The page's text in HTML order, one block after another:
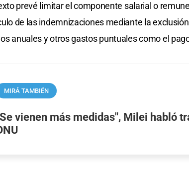
prevé limitar el componente salarial o
de las indemnizaciones mediante la
anuales y otros gastos puntuales como el
MIRÁ TAMBIÉN
vienen más medidas", Milei habló